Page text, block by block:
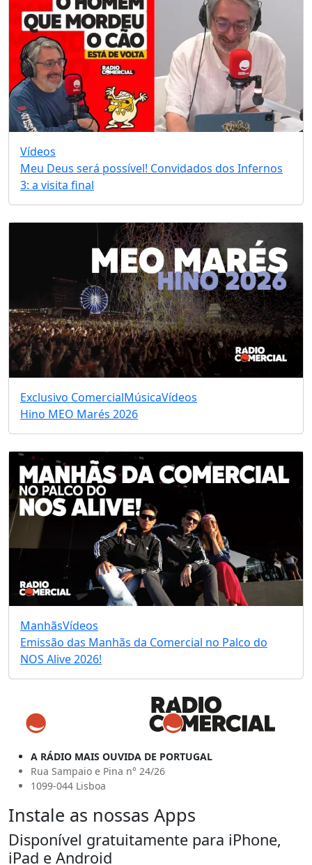
Vídeos
Meu Deus será possível! Convidados dos Infernos
3: a visita final
Exclusivo ComercialMúsicaVídeos
Hino MEO Marés 2026
ManhãsVídeos
Emissão das Manhãs da Comercial no Palco do
NOS Alive 2026!
A RÁDIO MAIS OUVIDA DE PORTUGAL
Rua Sampaio e Pina n° 24/26
1099-044 Lisboa
Instale as nossas Apps
Disponível gratuitamente para iPhone,
iPad e Android